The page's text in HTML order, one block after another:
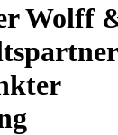
Wolff